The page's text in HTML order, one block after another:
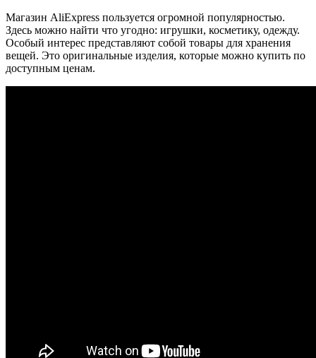
Магазин AliExpress пользуется огромной популярностью.
Здесь можно найти что угодно: игрушки, косметику, одежду.
Особый интерес представляют собой товары для хранения
вещей. Это оригинальные изделия, которые можно купить по
доступным ценам.